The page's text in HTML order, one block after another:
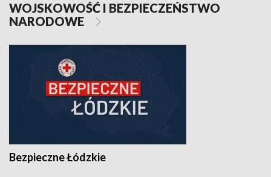
WOJSKOWOŚĆ I BEZPIECZEŃSTWO
NARODOWE
Bezpieczne Łódzkie